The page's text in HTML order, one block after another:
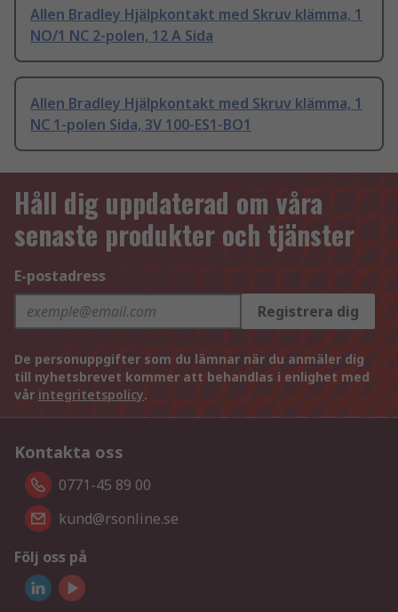
Allen Bradley Hjälpkontakt med Skruv klämma, 1
NO/1 NC 2-polen, 12 A Sida
Allen Bradley Hjälpkontakt med Skruv klämma, 1
NC 1-polen Sida, 3V 100-ES1-BO1
Håll dig uppdaterad om våra
senaste produkter och tjänster
E-postadress
Registrera dig
De personuppgifter som du lämnar när du anmäler dig
till nyhetsbrevet kommer att behandlas i enlighet med
vår integritetspolicy.
Kontakta oss
0771-45 89 00
kund@rsonline.se
Följ oss på